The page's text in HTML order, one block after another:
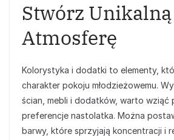
Stwórz Unikalną
Atmosferę
Kolorystyka i dodatki to elementy,
charakter pokoju młodzieżowemu.
ścian, mebli i dodatków, warto wziąć
preferencje nastolatka. Można
barwy, które sprzyjają koncentracji i